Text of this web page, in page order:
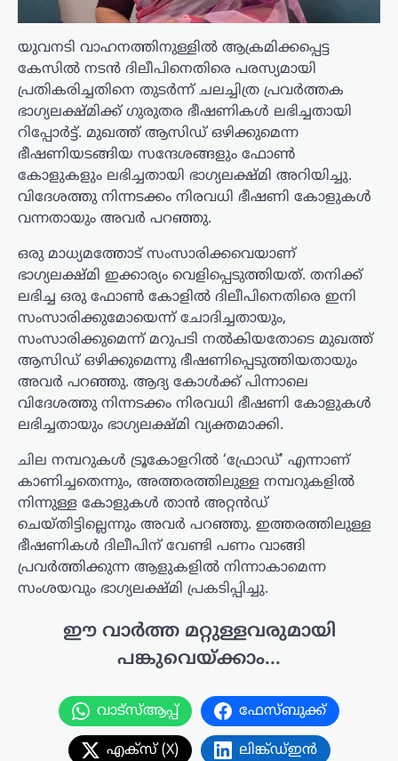
യുവനടി വാഹനത്തിനുള്ളിൽ ആക്രമിക്കപ്പെട്ട
കേസിൽ നടൻ ദിലീപിനെതിരെ പരസ്യമായി
പ്രതികരിച്ചതിനെ തുടർന്ന് ചലച്ചിത്ര പ്രവർത്തക
ഭാഗ്യലക്ഷ്മിക്ക് ഗുരുതര ഭീഷണികൾ ലഭിച്ചതായി
റിപ്പോർട്ട്. മുഖത്ത് ആസിഡ് ഒഴിക്കുമെന്ന
ഭീഷണിയടങ്ങിയ സന്ദേശങ്ങളും ഫോൺ
കോളുകളും ലഭിച്ചതായി ഭാഗ്യലക്ഷ്മി അറിയിച്ചു.
വിദേശത്തു നിന്നടക്കം നിരവധി ഭീഷണി കോളുകൾ
വന്നതായും അവർ പറഞ്ഞു.
ഒരു മാധ്യമത്തോട് സംസാരിക്കവെയാണ്
ഭാഗ്യലക്ഷ്മി ഇക്കാര്യം വെളിപ്പെടുത്തിയത്. തനിക്ക്
ലഭിച്ച ഒരു ഫോൺ കോളിൽ ദിലീപിനെതിരെ ഇനി
സംസാരിക്കുമോയെന്ന് ചോദിച്ചതായും,
സംസാരിക്കുമെന്ന് മറുപടി നൽകിയതോടെ മുഖത്ത്
ആസിഡ് ഒഴിക്കുമെന്നു ഭീഷണിപ്പെടുത്തിയതായും
അവർ പറഞ്ഞു. ആദ്യ കോൾക്ക് പിന്നാലെ
വിദേശത്തു നിന്നടക്കം നിരവധി ഭീഷണി കോളുകൾ
ലഭിച്ചതായും ഭാഗ്യലക്ഷ്മി വ്യക്തമാക്കി.
ചില നമ്പറുകൾ ട്രൂകോളറിൽ ‘ഫ്രോഡ്’ എന്നാണ്
കാണിച്ചതെന്നും, അത്തരത്തിലുള്ള നമ്പറുകളിൽ
നിന്നുള്ള കോളുകൾ താൻ അറ്റൻഡ്
ചെയ്തിട്ടില്ലെന്നും അവർ പറഞ്ഞു. ഇത്തരത്തിലുള്ള
ഭീഷണികൾ ദിലീപിന് വേണ്ടി പണം വാങ്ങി
പ്രവർത്തിക്കുന്ന ആളുകളിൽ നിന്നാകാമെന്ന
സംശയവും ഭാഗ്യലക്ഷ്മി പ്രകടിപ്പിച്ചു.
ഈ വാർത്ത മറ്റുള്ളവരുമായി
പങ്കുവെയ്ക്കാം...
വാട്സ്ആപ്പ് ഫേസ്ബുക്ക്
എക്സ് (X) ലിങ്ക്ഡ്ഇൻ